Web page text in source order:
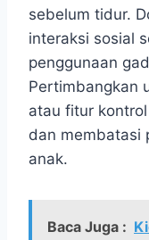
sebelum tidur.
interaksi sosial
penggunaan
Pertimbangkan
atau fitur
dan membatasi
anak.
Baca Juga :